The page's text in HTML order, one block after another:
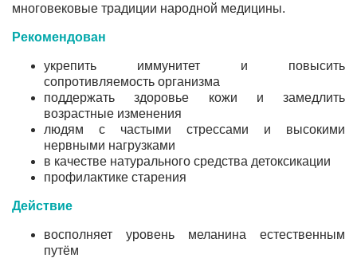
многовековые традиции народной медицины.
Рекомендован
укрепить иммунитет и повысить
сопротивляемость организма
поддержать здоровье кожи и замедлить
возрастные изменения
людям с частыми стрессами и высокими
нервными нагрузками
в качестве натурального средства детоксикации
профилактике старения
Действие
восполняет уровень меланина естественным
путём